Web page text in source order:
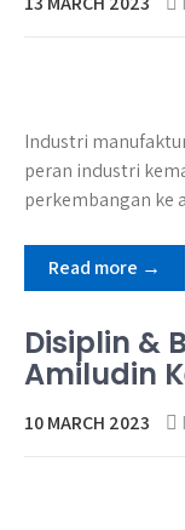
Industri
peran industri
perkembangan ke
Read more →
Disiplin &
Amiludin
10 MARCH 2023